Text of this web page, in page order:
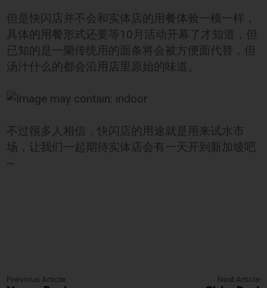
但是快闪店并不会和实体店的用餐体验一模一样，
具体的用餐形式还要等10月活动开幕了才知道，但
已知的是一蘭传统用的面条将会被方便面代替，但
汤汁什么的都会沿用店里原始的味道。
不过很多人相信，快闪店的用途就是用来试水市
场，让我们一起期待实体店会有一天开到新加坡吧
~
Previous Article Next Article